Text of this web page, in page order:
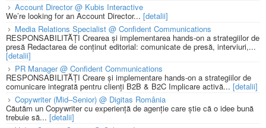
Account Director @ Kubis Interactive
We’re looking for an Account Director... [detalii]
Media Relations Specialist @ Confident Communications
RESPONSABILITĂȚI Crearea și implementarea hands-on a strategiilor de
presă Redactarea de conținut editorial: comunicate de presă, interviuri,...
[detalii]
PR Manager @ Confident Communications
RESPONSABILITĂȚI Creare și implementare hands-on a strategiilor de
comunicare integrată pentru clienți B2B & B2C Implicare activă... [detalii]
Copywriter (Mid–Senior) @ Digitas România
Căutăm un Copywriter cu experiență de agenție care știe că o idee bună
trebuie să... [detalii]